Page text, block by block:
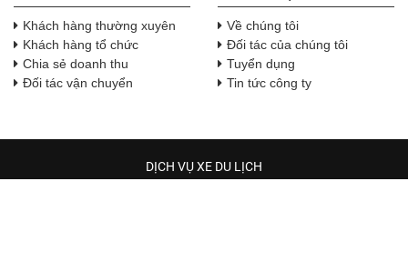
Khách hàng thường xuyên
Khách hàng tổ chức
Chia sẻ doanh thu
Đối tác vận chuyển
Về chúng tôi
Đối tác của chúng tôi
Tuyển dụng
Tin tức công ty
DỊCH VỤ XE DU LỊCH